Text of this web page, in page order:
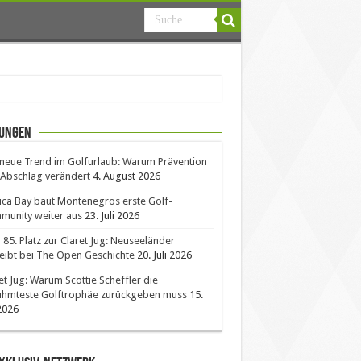
Trend im Golfurlaub: Warum Prävention
verändert 4. August 2026
Bay baut Montenegros erste Golf-
weiter aus 23. Juli 2026
85. Platz zur Claret Jug: Neuseeländer
bei The Open Geschichte 20. Juli 2026
Jug: Warum Scottie Scheffler die
Golftrophäe zurückgeben muss 15.